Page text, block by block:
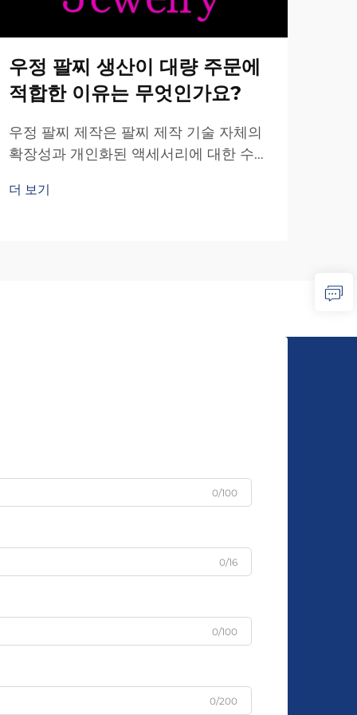
우정 팔찌 생산이 대량 주문에
적합한 이유는 무엇인가요?
우정 팔찌 제작은 팔찌 제작 기술 자체의
확장성과 개인화된 액세서리에 대한 수요
조 분야로 부상하고 있습니다. 복잡한 보
더 보기
0/100
0/16
0/100
0/200